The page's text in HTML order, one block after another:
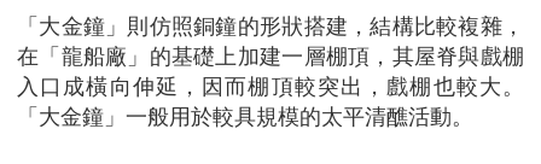
「大金鐘」則仿照銅鐘的形狀搭建，結構比較複雜，
在「龍船廠」的基礎上加建一層棚頂，其屋脊與戲棚
入口成橫向伸延，因而棚頂較突出，戲棚也較大。
「大金鐘」一般用於較具規模的太平清醮活動。